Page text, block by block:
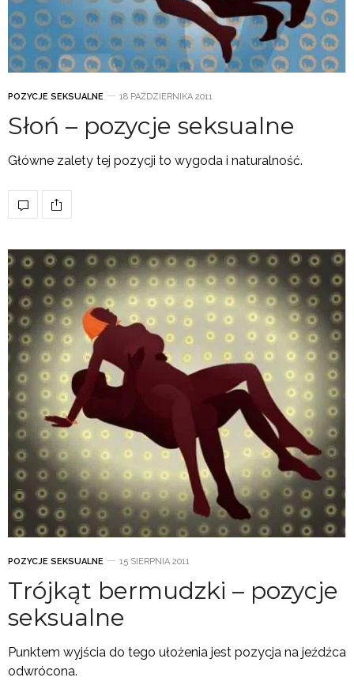
POZYCJE SEKSUALNE 18 PAŹDZIERNIKA 2011
Słoń – pozycje seksualne
Główne zalety tej pozycji to wygoda i naturalność.
POZYCJE SEKSUALNE 15 SIERPNIA 2011
Trójkąt bermudzki – pozycje
seksualne
Punktem wyjścia do tego ułożenia jest pozycja na jeźdźca
odwrócona.